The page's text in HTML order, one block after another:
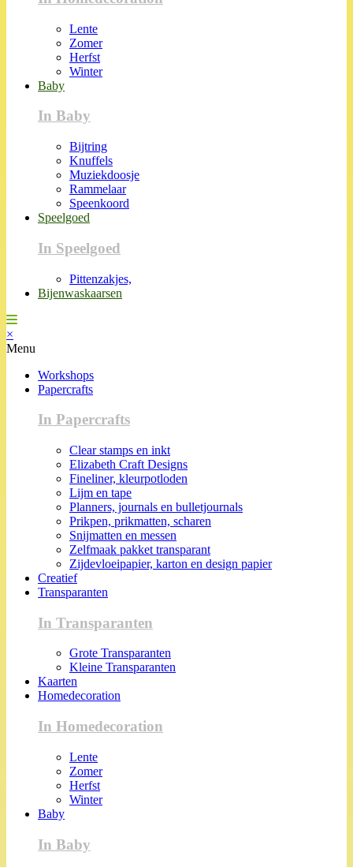
Lente
Zomer
Herfst
Winter
Baby
In Baby
Bijtring
Knuffels
Muziekdoosje
Rammelaar
Speenkoord
Speelgoed
In Speelgoed
Pittenzakjes,
Bijenwaskaarsen
×
Menu
Workshops
Papercrafts
In Papercrafts
Clear stamps en inkt
Elizabeth Craft Designs
Fineliner, kleurpotloden
Lijm en tape
Planners, journals en bulletjournals
Prikpen, prikmatten, scharen
Snijmatten en messen
Zelfmaak pakket transparant
Zijdevloeipapier, karton en design papier
Creatief
Transparanten
In Transparanten
Grote Transparanten
Kleine Transparanten
Kaarten
Homedecoration
In Homedecoration
Lente
Zomer
Herfst
Winter
Baby
In Baby